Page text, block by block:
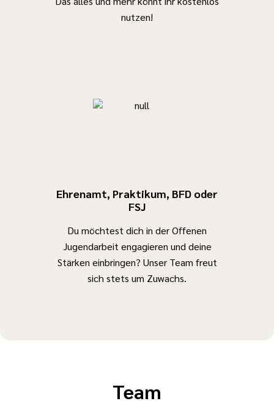
nutzen!
Ehrenamt, Praktikum, BFD oder
FSJ
Du möchtest dich in der Offenen
Jugendarbeit engagieren und deine
Stärken einbringen? Unser Team freut
sich stets um Zuwachs.
Team